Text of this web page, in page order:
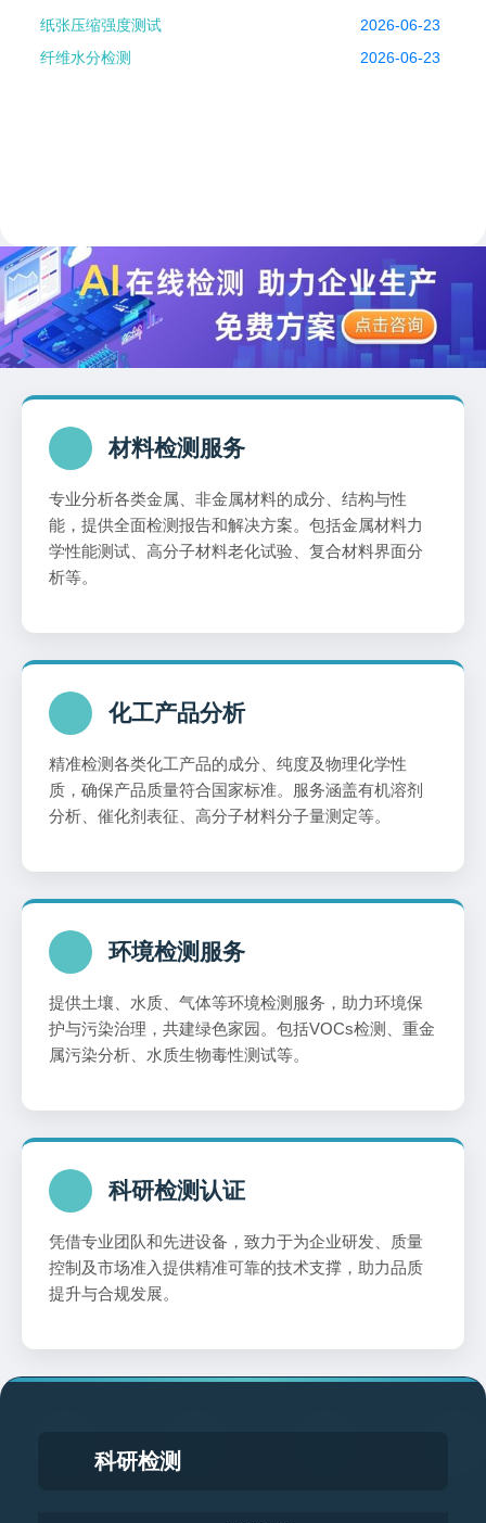
纸张压缩强度测试
2026-06-23
纤维水分检测
2026-06-23
材料检测服务
专业分析各类金属、非金属材料的成分、结构与性
能，提供全面检测报告和解决方案。包括金属材料力
学性能测试、高分子材料老化试验、复合材料界面分
析等。
化工产品分析
精准检测各类化工产品的成分、纯度及物理化学性
质，确保产品质量符合国家标准。服务涵盖有机溶剂
分析、催化剂表征、高分子材料分子量测定等。
环境检测服务
提供土壤、水质、气体等环境检测服务，助力环境保
护与污染治理，共建绿色家园。包括VOCs检测、重金
属污染分析、水质生物毒性测试等。
科研检测认证
凭借专业团队和先进设备，致力于为企业研发、质量
控制及市场准入提供精准可靠的技术支撑，助力品质
提升与合规发展。
科研检测